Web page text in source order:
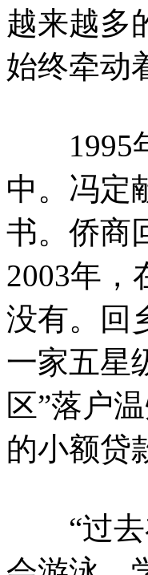
越来越多
始终牵动
1995年
中。冯定
书。侨商
2003年，
没有。回
一家五星
区”落户
的小额贷
“过去在